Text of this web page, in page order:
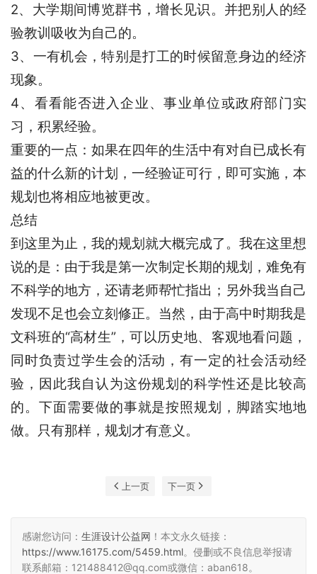
2、大学期间博览群书，增长见识。并把别人的经
验教训吸收为自己的。
3、一有机会，特别是打工的时候留意身边的经济
现象。
4、看看能否进入企业、事业单位或政府部门实
习，积累经验。
重要的一点：如果在四年的生活中有对自已成长有
益的什么新的计划，一经验证可行，即可实施，本
规划也将相应地被更改。
总结
到这里为止，我的规划就大概完成了。我在这里想
说的是：由于我是第一次制定长期的规划，难免有
不科学的地方，还请老师帮忙指出；另外我当自己
发现不足也会立刻修正。当然，由于高中时期我是
文科班的“高材生”，可以历史地、客观地看问题，
同时负责过学生会的活动，有一定的社会活动经
验，因此我自认为这份规划的科学性还是比较高
的。下面需要做的事就是按照规划，脚踏实地地
做。只有那样，规划才有意义。
上一页 下一页
感谢您访问： 生涯设计公益网 ！本文永久链接：
https://www.16175.com/5459.html。侵删或不良信息举报请
联系邮箱：121488412@qq.com或微信：aban618。